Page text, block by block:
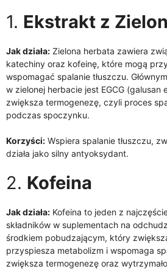
1. Ekstrakt z
Jak działa: Zielona herbata zawiera
katechiny oraz kofeinę, które mogą
wspomagać spalanie tłuszczu.
w zielonej herbacie jest EGCG
zwiększa termogenezę, czyli proces
podczas spoczynku.
Korzyści: Wspiera spalanie tłuszczu,
działa jako silny antyoksydant.
2. Kofeina
Jak działa: Kofeina to jeden z
składników w suplementach na
środkiem pobudzającym, który
przyspiesza metabolizm i wspomaga
zwiększa termogenezę oraz